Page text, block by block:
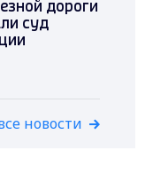
дороги
суд
новости